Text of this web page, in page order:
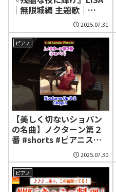
｜無限城編 主題歌｜
CANACANA【Short】2025.07.31
ピアノ
【美しく切ないショパン
の名曲】ノクターン第２
番 #shorts #ピアニスト
近藤由貴/Chopin:
Nocturne Op.9-2 2025.07.30
ピアノ